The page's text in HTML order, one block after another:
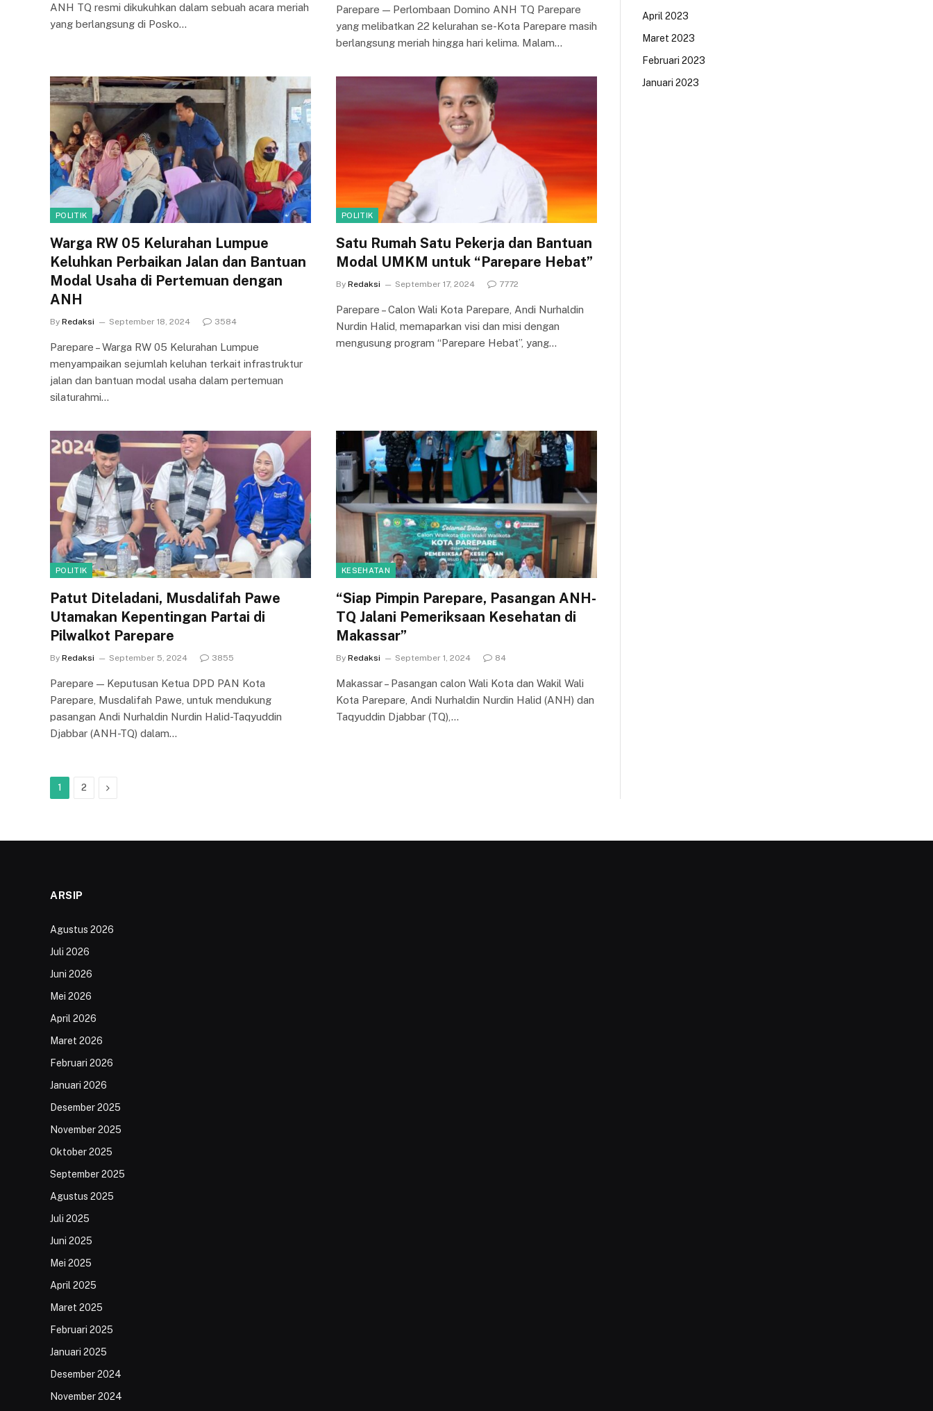
ANH TQ resmi dikukuhkan dalam sebuah acara meriah
yang berlangsung di Posko…
Parepare — Perlombaan Domino ANH TQ Parepare
yang melibatkan 22 kelurahan se-Kota Parepare masih
berlangsung meriah hingga hari kelima. Malam…
POLITIK
Warga RW 05 Kelurahan Lumpue
Keluhkan Perbaikan Jalan dan Bantuan
Modal Usaha di Pertemuan dengan
ANH
By Redaksi September 18, 2024 3584
Parepare – Warga RW 05 Kelurahan Lumpue
menyampaikan sejumlah keluhan terkait infrastruktur
jalan dan bantuan modal usaha dalam pertemuan
silaturahmi…
POLITIK
Satu Rumah Satu Pekerja dan Bantuan
Modal UMKM untuk “Parepare Hebat”
By Redaksi September 17, 2024 7772
Parepare – Calon Wali Kota Parepare, Andi Nurhaldin
Nurdin Halid, memaparkan visi dan misi dengan
mengusung program “Parepare Hebat”, yang…
POLITIK
Patut Diteladani, Musdalifah Pawe
Utamakan Kepentingan Partai di
Pilwalkot Parepare
By Redaksi September 5, 2024 3855
Parepare — Keputusan Ketua DPD PAN Kota
Parepare, Musdalifah Pawe, untuk mendukung
pasangan Andi Nurhaldin Nurdin Halid-Taqyuddin
Djabbar (ANH-TQ) dalam…
KESEHATAN
“Siap Pimpin Parepare, Pasangan ANH-
TQ Jalani Pemeriksaan Kesehatan di
Makassar”
By Redaksi September 1, 2024 84
Makassar – Pasangan calon Wali Kota dan Wakil Wali
Kota Parepare, Andi Nurhaldin Nurdin Halid (ANH) dan
Taqyuddin Djabbar (TQ),…
1 2 Next
April 2023
Maret 2023
Februari 2023
Januari 2023
ARSIP
Agustus 2026
Juli 2026
Juni 2026
Mei 2026
April 2026
Maret 2026
Februari 2026
Januari 2026
Desember 2025
November 2025
Oktober 2025
September 2025
Agustus 2025
Juli 2025
Juni 2025
Mei 2025
April 2025
Maret 2025
Februari 2025
Januari 2025
Desember 2024
November 2024